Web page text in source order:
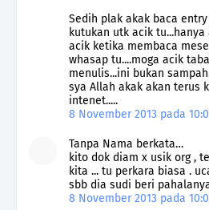
Sedih plak akak baca
kutukan utk acik
acik ketika membaca
whasap tu....moga acik
menulis...ini bukan
sya Allah akak akan terus
intenet.....
8 November 2013 pada
Tanpa Nama berkata…
kito dok diam x usik org ,
kita ... tu perkara biasa .
sbb dia sudi beri
8 November 2013 pada